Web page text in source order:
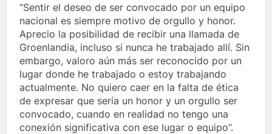
“Sentir el deseo de ser convocado por un equipo
nacional es siempre motivo de orgullo y honor.
Aprecio la posibilidad de recibir una llamada de
Groenlandia, incluso si nunca he trabajado allí. Sin
embargo, valoro aún más ser reconocido por un
lugar donde he trabajado o estoy trabajando
actualmente. No quiero caer en la falta de ética
de expresar que sería un honor y un orgullo ser
convocado, cuando en realidad no tengo una
conexión significativa con ese lugar o equipo”.